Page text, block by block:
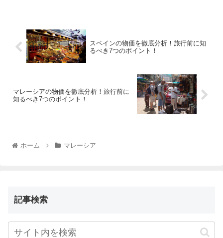
スペインの物価を徹底分析！旅行前に知
るべき7つのポイント！
マレーシアの物価を徹底分析！旅行前に
知るべき7つのポイント！
ホーム マレーシア
記事検索